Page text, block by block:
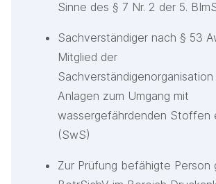
Sinne des § 7 Nr. 2 der 5.
Sachverständiger nach § 53
Mitglied der
Anlagen zum Umgang mit
wassergefährdenden Stoffen
(SwS)
Zur Prüfung befähigte Person